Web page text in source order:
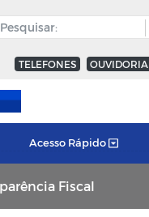
TELEFONES OUVIDORIA
Acesso Rápido
Fiscal